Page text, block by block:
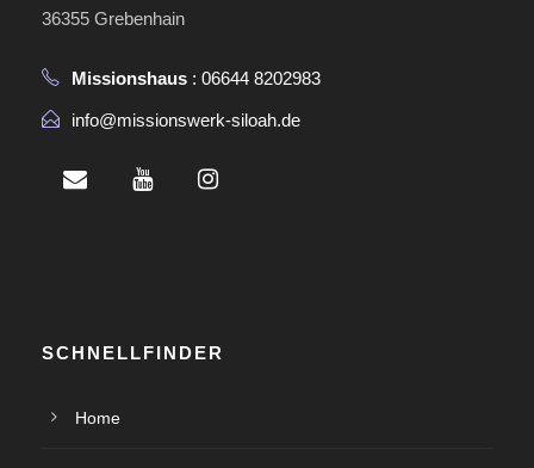
36355 Grebenhain
Missionshaus : 06644 8202983
info@missionswerk-siloah.de
SCHNELLFINDER
Home